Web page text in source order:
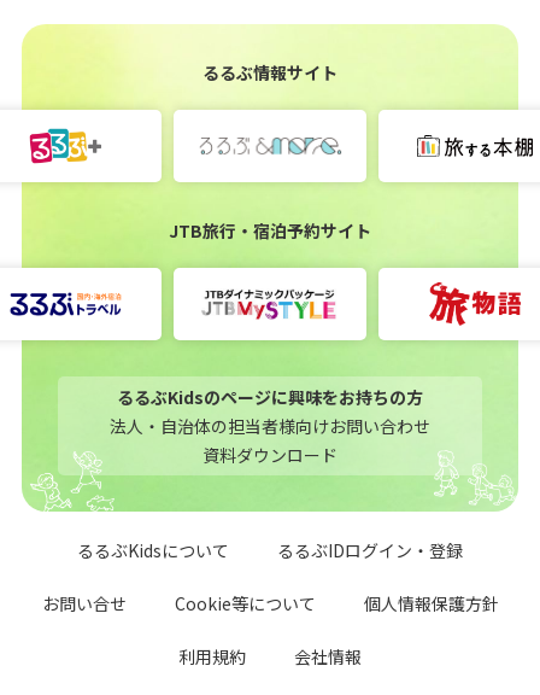
るるぶ情報サイト
JTB旅行・宿泊予約サイト
るるぶKidsのページに興味をお持ちの方
法人・自治体の担当者様向けお問い合わせ
資料ダウンロード
るるぶKidsについて るるぶIDログイン・登録
お問い合せ Cookie等について 個人情報保護方針
利用規約 会社情報